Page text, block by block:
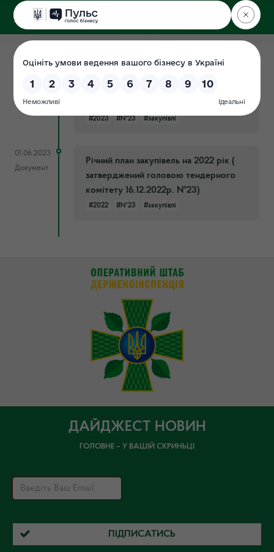
ДЕРЖЕКОІНСПЕКЦІЯ
Поліського округу
06.02.2024
Документ
затверджений в.о.уповноваженної
#2023 #№23 #закупівлі
01.06.2023
Документ
Річний план закупівель на 2022 рік (
затверджений головою тендерного
комітету 16.12.2022р. №23)
#2022 #№23 #закупівлі
ДАЙДЖЕСТ НОВИН
ГОЛОВНЕ – У ВАШІЙ СКРИНЬЦІ
ПІДПИСАТИСЬ